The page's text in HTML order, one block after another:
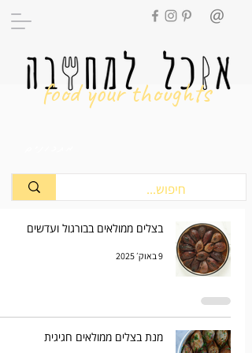
food your thoughts
בצלים ממולאים בבורגול ועדשים
9 באוק׳ 2025
מנת בצלים ממולאים חגיגית